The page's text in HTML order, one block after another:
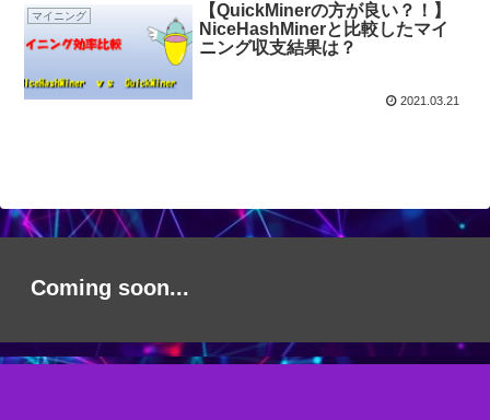
マイニング
【QuickMinerの方が良い？！】
NiceHashMinerと比較したマイ
ニング収支結果は？
2021.03.21
Coming soon...